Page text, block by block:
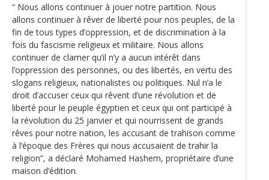
“ Nous allons continuer à jouer notre partition. Nous
allons continuer à rêver de liberté pour nos peuples, de la
fin de tous types d’oppression, et de discrimination à la
fois du fascisme religieux et militaire. Nous allons
continuer de clamer qu’il n’y a aucun intérêt dans
l’oppression des personnes, ou des libertés, en vertu des
slogans religieux, nationalistes ou politiques. Nul n’a le
droit d’accuser ceux qui rêvent d’une révolution et de
liberté pour le peuple égyptien et ceux qui ont participé à
la révolution du 25 janvier et qui nourrissent de grands
rêves pour notre nation, les accusant de trahison comme
à l‘époque des Frères qui nous accusaient de trahir la
religion”, a déclaré Mohamed Hashem, propriétaire d’une
maison d‘édition.